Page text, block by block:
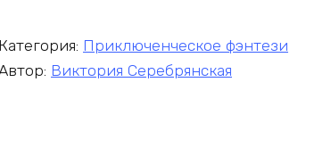
Категория: Приключенческое фэнтези
Виктория Серебрянская